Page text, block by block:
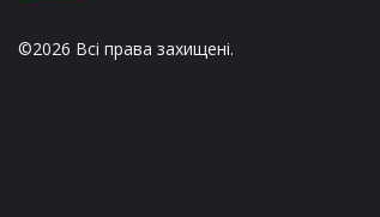
©2026 Всі права захищені.